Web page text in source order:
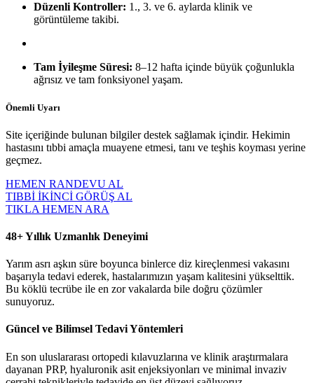
Düzenli Kontroller: 1., 3. ve 6. aylarda klinik ve
görüntüleme takibi.
Tam İyileşme Süresi: 8–12 hafta içinde büyük çoğunlukla
ağrısız ve tam fonksiyonel yaşam.
Önemli Uyarı
Site içeriğinde bulunan bilgiler destek sağlamak içindir. Hekimin
hastasını tıbbi amaçla muayene etmesi, tanı ve teşhis koyması yerine
geçmez.
HEMEN RANDEVU AL
TIBBİ İKİNCİ GÖRÜŞ AL
TIKLA HEMEN ARA
48+ Yıllık Uzmanlık Deneyimi
Yarım asrı aşkın süre boyunca binlerce diz kireçlenmesi vakasını
başarıyla tedavi ederek, hastalarımızın yaşam kalitesini yükselttik.
Bu köklü tecrübe ile en zor vakalarda bile doğru çözümler
sunuyoruz.
Güncel ve Bilimsel Tedavi Yöntemleri
En son uluslararası ortopedi kılavuzlarına ve klinik araştırmalara
dayanan PRP, hyaluronik asit enjeksiyonları ve minimal invaziv